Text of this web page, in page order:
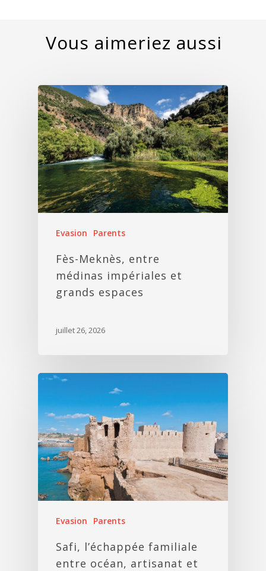
Evasion Parents
Fès-Meknès, entre
médinas impériales et
grands espaces
juillet 26, 2026
Evasion Parents
Safi, l’échappée familiale
entre océan, artisanat et